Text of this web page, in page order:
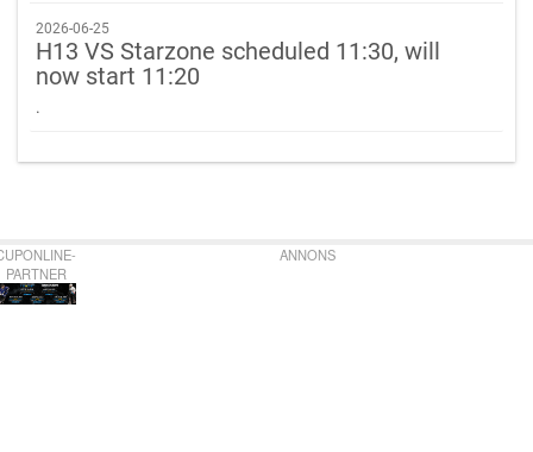
2026-06-25
H13 VS Starzone scheduled 11:30, will
now start 11:20
.
PARTNER
ANNONS